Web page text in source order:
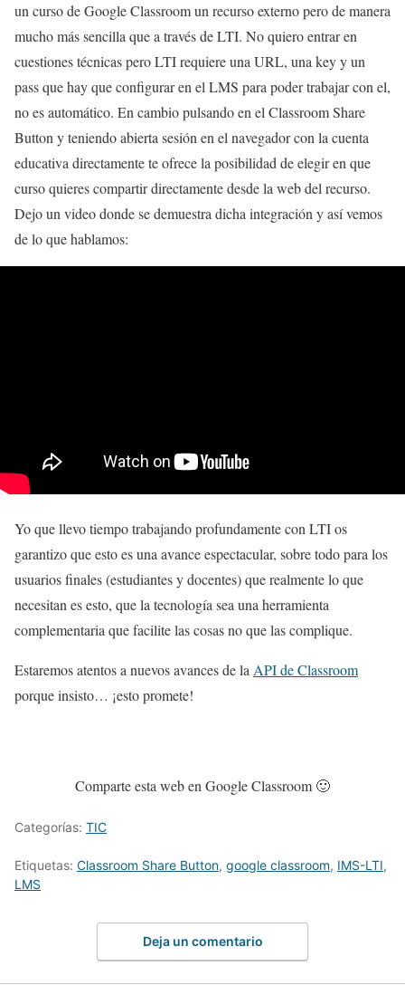
un curso de Google Classroom un recurso externo pero de manera
mucho más sencilla que a través de LTI. No quiero entrar en
cuestiones técnicas pero LTI requiere una URL, una key y un
pass que hay que configurar en el LMS para poder trabajar con el,
no es automático. En cambio pulsando en el Classroom Share
Button y teniendo abierta sesión en el navegador con la cuenta
educativa directamente te ofrece la posibilidad de elegir en que
curso quieres compartir directamente desde la web del recurso.
Dejo un video donde se demuestra dicha integración y así vemos
de lo que hablamos:
Yo que llevo tiempo trabajando profundamente con LTI os
garantizo que esto es una avance espectacular, sobre todo para los
usuarios finales (estudiantes y docentes) que realmente lo que
necesitan es esto, que la tecnología sea una herramienta
complementaria que facilite las cosas no que las complique.
Estaremos atentos a nuevos avances de la API de Classroom
porque insisto… ¡esto promete!
Comparte esta web en Google Classroom 🙂
Categorías: TIC
Etiquetas: Classroom Share Button, google classroom, IMS-LTI,
LMS
Deja un comentario